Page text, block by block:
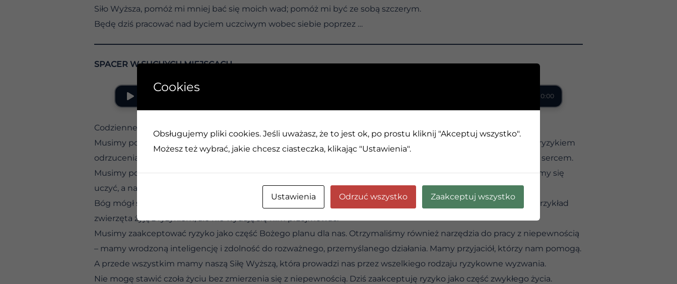
Siło Wyższa, pomóż mi mniej bać się moich wad; pomóż mi być ze sobą szczerym.
Będę dziś pracować nad byciem uczciwym wobec siebie poprzez …
SPACER W SUCHYCH MIEJSCACH
0:00 / 0:00
Codzienne ryzyko…. Odwaga
Musimy podejmować pewne ryzyko, jeśli mamy nadzieję cokolwiek osiągnąć. Ubieganie się o pracę wiąże się z ryzykiem
odrzucenia. Oszczędzanie pieniędzy wiąże się z ryzykiem ich utraty. Zakochanie się może skutkować złamanym sercem.
Musimy podejmować takie ryzyko, ponieważ życie jest uporządkowane właśnie w taki sposób. Słyszymy, że mamy się
uczyć, a nauka obejmuje również wchodzenie w nieznane sytuacje, w których możemy ponieść porażkę.
Bóg mógł stworzyć nas w taki sposób, byśmy albo unikali ryzyka, albo nie przejmowali się nim nadmiernie. Na przykład
zwierzęta żyją z ryzykiem, ale nie wydają się nim przejmować.
Musimy zaakceptować ryzyko jako część Bożego planu dla nas. Otrzymaliśmy również narzędzia do pracy z niepewnością
– mamy wrodzoną inteligencję i zdolność do rozważnego, przemyślanego działania. Mamy przyjaciół, którzy nam pomogą.
A przede wszystkim mamy naszą Siłę Wyższą, która prowadzi nas przez wszelkiego rodzaju ryzykowne wyzwania.
Nie mogę stawić czoła życiu bez zmierzenia się z niepewnością. Dziś zaakceptuję ryzyko jako część zwykłego życia.
Cookies
Obsługujemy pliki cookies. Jeśli uważasz, że to jest ok, po prostu kliknij "Akceptuj wszystko".
Możesz też wybrać, jakie chcesz ciasteczka, klikając "Ustawienia".
Ustawienia Odrzuć wszystko Zaakceptuj wszystko